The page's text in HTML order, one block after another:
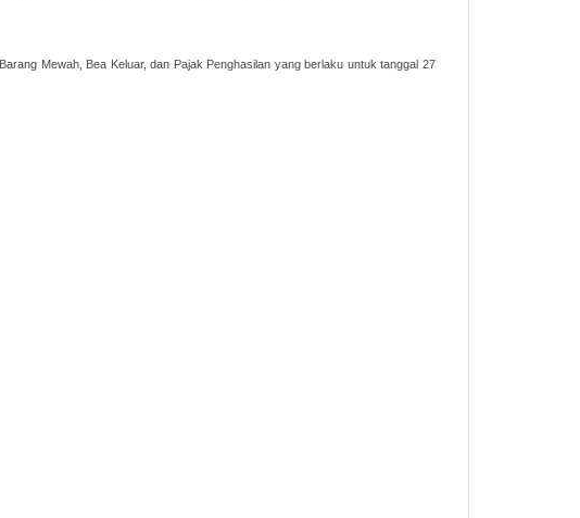
Mewah, Bea Keluar, dan Pajak Penghasilan yang berlaku untuk tanggal 27